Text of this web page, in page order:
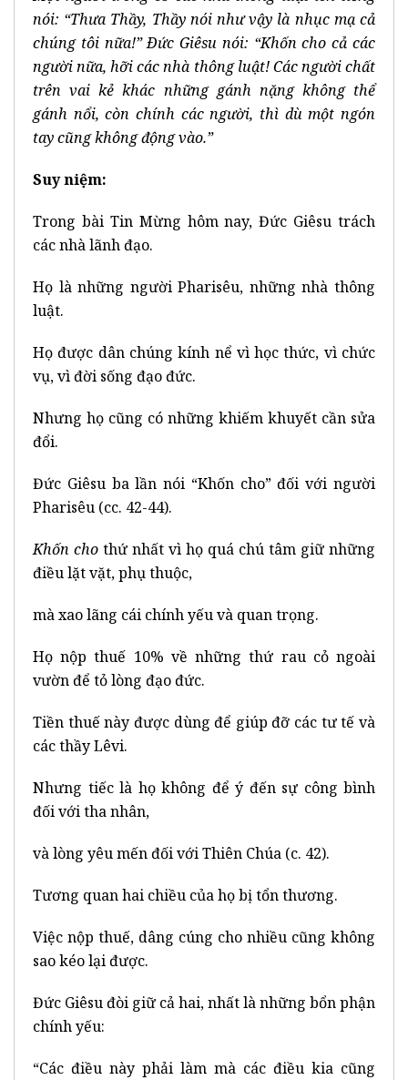
nói: “Thưa Thầy, Thầy nói như vậy là nhục mạ cả
chúng tôi nữa!” Ðức Giêsu nói: “Khốn cho cả các
người nữa, hỡi các nhà thông luật! Các người chất
trên vai kẻ khác những gánh nặng không thể
gánh nổi, còn chính các người, thì dù một ngón
tay cũng không động vào.”
Suy niệm:
Trong bài Tin Mừng hôm nay, Đức Giêsu trách
các nhà lãnh đạo.
Họ là những người Pharisêu, những nhà thông
luật.
Họ được dân chúng kính nể vì học thức, vì chức
vụ, vì đời sống đạo đức.
Nhưng họ cũng có những khiếm khuyết cần sửa
đổi.
Đức Giêsu ba lần nói “Khốn cho” đối với người
Pharisêu (cc. 42-44).
Khốn cho thứ nhất vì họ quá chú tâm giữ những
điều lặt vặt, phụ thuộc,
mà xao lãng cái chính yếu và quan trọng.
Họ nộp thuế 10% về những thứ rau cỏ ngoài
vườn để tỏ lòng đạo đức.
Tiền thuế này được dùng để giúp đỡ các tư tế và
các thầy Lêvi.
Nhưng tiếc là họ không để ý đến sự công bình
đối với tha nhân,
và lòng yêu mến đối với Thiên Chúa (c. 42).
Tương quan hai chiều của họ bị tổn thương.
Việc nộp thuế, dâng cúng cho nhiều cũng không
sao kéo lại được.
Đức Giêsu đòi giữ cả hai, nhất là những bổn phận
chính yếu:
“Các điều này phải làm mà các điều kia cũng